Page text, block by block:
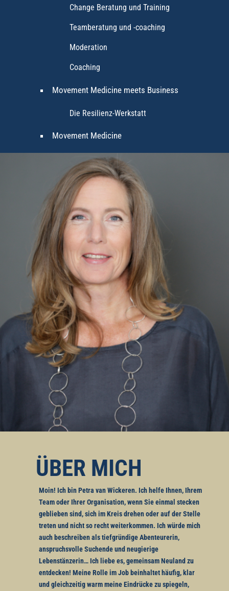
Change Beratung und Training
Teamberatung und -coaching
Moderation
Coaching
Movement Medicine meets Business
Die Resilienz-Werkstatt
Movement Medicine
ÜBER MICH
Moin! Ich bin Petra van Wickeren. Ich helfe Ihnen, Ihrem
Team oder Ihrer Organisation, wenn Sie einmal stecken
geblieben sind, sich im Kreis drehen oder auf der Stelle
treten und nicht so recht weiterkommen. Ich würde mich
auch beschreiben als tiefgründige Abenteurerin,
anspruchsvolle Suchende und neugierige
Lebenstänzerin… Ich liebe es, gemeinsam Neuland zu
entdecken! Meine Rolle im Job beinhaltet häufig, klar
und gleichzeitig warm meine Eindrücke zu spiegeln,